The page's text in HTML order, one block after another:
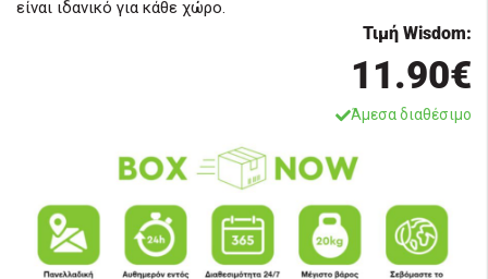
είναι ιδανικό για κάθε χώρο.
Τιμή Wisdom:
11.90€
Άμεσα διαθέσιμο